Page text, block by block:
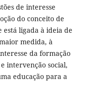
de interesse
do conceito de
está ligada à ideia de
medida, à
da formação
intervenção social,
educação para a